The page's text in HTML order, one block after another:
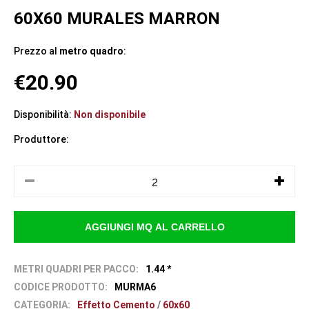
60X60 MURALES MARRON
Prezzo al metro quadro:
€20.90
Disponibilità: Non disponibile
Produttore:
METRI QUADRI PER PACCO:
1.44 *
CODICE PRODOTTO:
MURMA6
CATEGORIA:
Effetto Cemento / 60x60